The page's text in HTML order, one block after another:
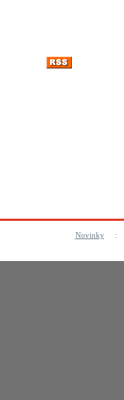
Novinky: